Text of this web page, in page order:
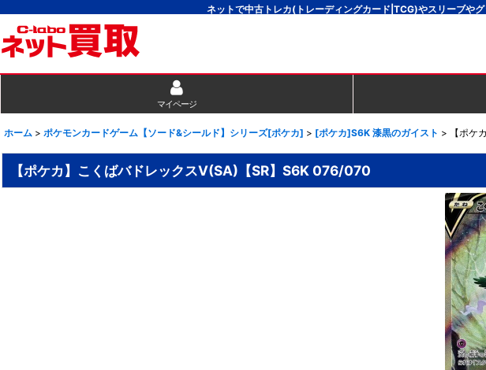
ネットで中古トレカ(トレーディングカード|TCG)やスリーブや
マイページ
ホーム > ポケモンカードゲーム【ソード&シールド】シリーズ[ポケカ] > [ポケカ]S6K 漆黒のガイスト > 【ポケ
【ポケカ】こくばバドレックスV(SA)【SR】S6K 076/070